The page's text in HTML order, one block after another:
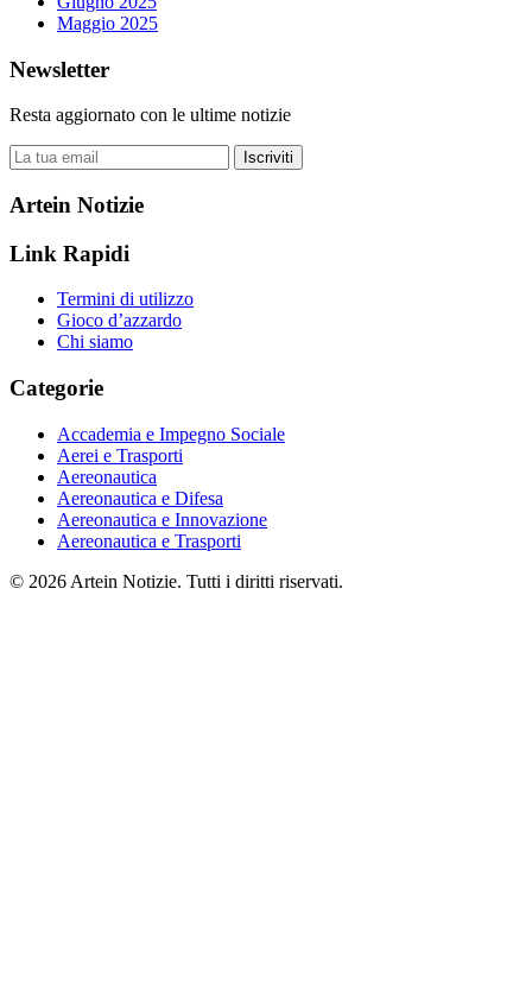
Maggio 2025
Newsletter
Resta aggiornato con le ultime notizie
Iscriviti
Artein Notizie
Link Rapidi
Termini di utilizzo
Gioco d’azzardo
Chi siamo
Categorie
Accademia e Impegno Sociale
Aerei e Trasporti
Aereonautica
Aereonautica e Difesa
Aereonautica e Innovazione
Aereonautica e Trasporti
© 2026 Artein Notizie. Tutti i diritti riservati.